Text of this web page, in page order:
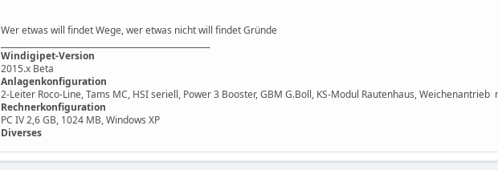
Wer etwas will findet Wege, wer etwas nicht will findet Gründe
Windigipet-Version
2015.x Beta
Anlagenkonfiguration
2-Leiter Roco-Line, Tams MC, HSI seriell, Power 3 Booster, GBM G.Boll, KS-Modul Rautenhaus,
Rechnerkonfiguration
PC IV 2,6 GB, 1024 MB, Windows XP
Diverses